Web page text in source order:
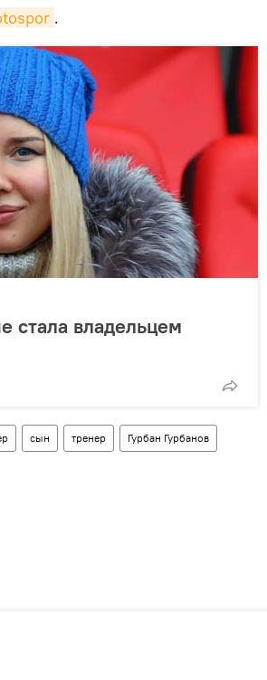
.
стала владельцем
сын тренер Гурбан Гурбанов